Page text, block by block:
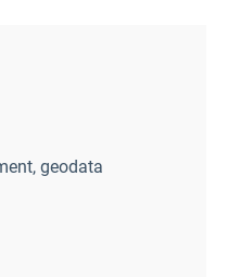
geodata